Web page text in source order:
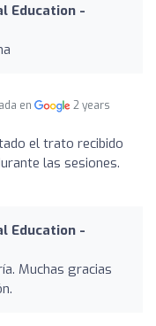
Education -
en
2 years
el trato recibido
las sesiones.
Education -
Muchas gracias